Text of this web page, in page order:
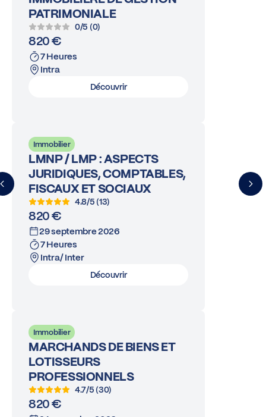
PATRIMONIALE
0/5 (0)
820 €
7 Heures
Intra
Découvrir
Immobilier
LMNP / LMP : ASPECTS
JURIDIQUES, COMPTABLES,
FISCAUX ET SOCIAUX
4.8/5 (13)
820 €
29 septembre 2026
7 Heures
Intra/ Inter
Découvrir
Immobilier
MARCHANDS DE BIENS ET
LOTISSEURS
PROFESSIONNELS
4.7/5 (30)
820 €